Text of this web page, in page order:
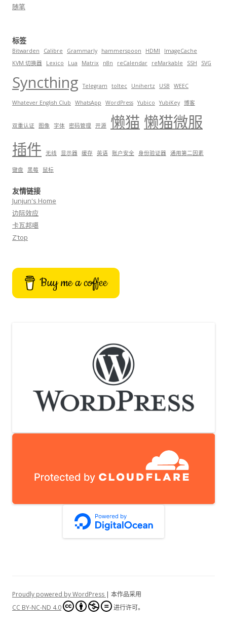
随笔
标签
Bitwarden Calibre Grammarly hammerspoon HDMI
ImageCache
KVM 切换器
Lexico Lua Matrix n8n reCalendar reMarkable SSH SVG
Syncthing Telegram toltec Unihertz USB WEEC
Whatever English Club WhatsApp WordPress Yubico YubiKey 博客
双重认证 图像 字体 密码管理 开源 懒猫 懒猫微服
插件
无线 显示器 缓存 英语 账户安全 身份验证器 通用第二因素
键盘 黑莓 鼠标
友情链接
Junjun's Home
边际效应
卡瓦邦噶
Z'top
Buy me a coffee
Proudly powered by WordPress | 本作品采用
CC BY-NC-ND 4.0
进行许可。